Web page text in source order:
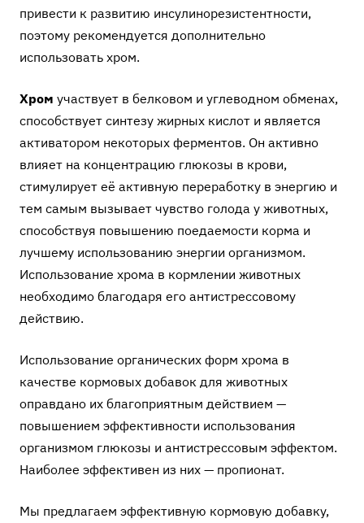
привести к развитию инсулинорезистентности,
поэтому рекомендуется дополнительно
использовать хром.
Хром участвует в белковом и углеводном обменах,
способствует синтезу жирных кислот и является
активатором некоторых ферментов. Он активно
влияет на концентрацию глюкозы в крови,
стимулирует её активную переработку в энергию и
тем самым вызывает чувство голода у животных,
способствуя повышению поедаемости корма и
лучшему использованию энергии организмом.
Использование хрома в кормлении животных
необходимо благодаря его антистрессовому
действию.
Использование органических форм хрома в
качестве кормовых добавок для животных
оправдано их благоприятным действием —
повышением эффективности использования
организмом глюкозы и антистрессовым эффектом.
Наиболее эффективен из них — пропионат.
Мы предлагаем эффективную кормовую добавку,